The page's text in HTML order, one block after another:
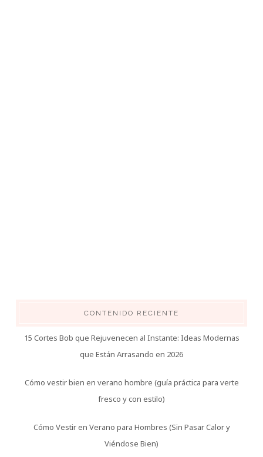
CONTENIDO RECIENTE
15 Cortes Bob que Rejuvenecen al Instante: Ideas Modernas
que Están Arrasando en 2026
Cómo vestir bien en verano hombre (guía práctica para verte
fresco y con estilo)
Cómo Vestir en Verano para Hombres (Sin Pasar Calor y
Viéndose Bien)